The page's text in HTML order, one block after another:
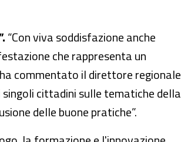
“Con viva soddisfazione anche
che rappresenta un
commentato il direttore regionale
cittadini sulle tematiche della
delle buone pratiche”.